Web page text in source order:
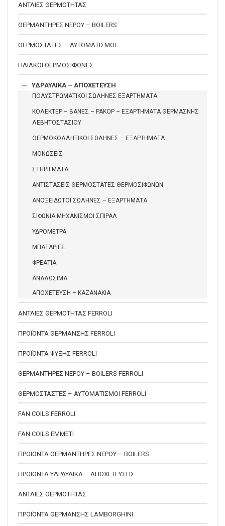
ΑΝΤΛΙΕΣ ΘΕΡΜΟΤΗΤΑΣ
ΘΕΡΜΑΝΤΗΡΕΣ ΝΕΡΟΥ – BOILERS
ΘΕΡΜΟΣΤΑΤΕΣ – ΑΥΤΟΜΑΤΙΣΜΟΙ
ΗΛΙΑΚΟΙ ΘΕΡΜΟΣΙΦΩΝΕΣ
ΥΔΡΑΥΛΙΚΑ – ΑΠΟΧΕΤΕΥΣΗ
ΠΟΛΥΣΤΡΩΜΑΤΙΚΟΙ ΣΩΛΗΝΕΣ ΕΞΑΡΤΗΜΑΤΑ
ΚΟΛΕΚΤΕΡ – ΒΑΝΕΣ – ΡΑΚΟΡ – ΕΞΑΡΤΗΜΑΤΑ ΘΕΡΜΑΣΝΗΣ
ΛΕΒΗΤΟΣΤΑΣΙΟΥ
ΘΕΡΜΟΚΟΛΛΗΤΙΚΟΙ ΣΩΛΗΝΕΣ – ΕΞΑΡΤΗΜΑΤΑ
ΜΟΝΩΣΕΙΣ
ΣΤΗΡΙΓΜΑΤΑ
ΑΝΤΙΣΤΑΣΕΙΣ ΘΕΡΜΟΣΤΑΤΕΣ ΘΕΡΜΟΣΙΦΩΝΩΝ
ΑΝΟΞΕΙΔΩΤΟΙ ΣΩΛΗΝΕΣ – ΕΞΑΡΤΗΜΑΤΑ
ΣΙΦΩΝΙΑ ΜΗΧΑΝΙΣΜΟΙ ΣΠΙΡΑΛ
ΥΔΡΟΜΕΤΡΑ
ΜΠΑΤΑΡΙΕΣ
ΦΡΕΑΤΙΑ
ΑΝΑΛΩΣΙΜΑ
ΑΠΟΧΕΤΕΥΣΗ – ΚΑΖΑΝΑΚΙΑ
ΑΝΤΛΙΕΣ ΘΕΡΜΟΤΗΤΑΣ FERROLI
ΠΡΟΪΟΝΤΑ ΘΕΡΜΑΝΣΗΣ FERROLI
ΠΡΟΪΟΝΤΑ ΨΥΞΗΣ FERROLI
ΘΕΡΜΑΝΤΗΡΕΣ ΝΕΡΟΥ – BOILERS FERROLI
ΘΕΡΜΟΣΤΑΣΤΕΣ – ΑΥΤΟΜΑΤΙΣΜΟΙ FERROLI
FAN COILS FERROLI
FAN COILS EMMETI
ΠΡΟΪΟΝΤΑ ΘΕΡΜΑΝΤΗΡΕΣ ΝΕΡΟΥ – BOILERS
ΠΡΟΪΟΝΤΑ ΥΔΡΑΥΛΙΚΑ – ΑΠΟΧΕΤΕΥΣΗΣ
ΑΝΤΛΙΕΣ ΘΕΡΜΟΤΗΤΑΣ
ΠΡΟΪΟΝΤΑ ΘΕΡΜΑΝΣΗΣ LAMBORGHINI